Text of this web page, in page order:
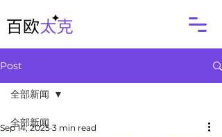
Post
全部新闻
全部新闻
Sep 14, 2025 3 min read